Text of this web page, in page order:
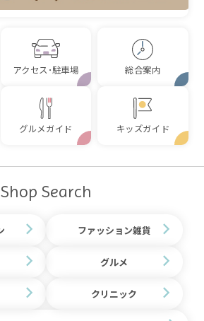
アクセス･駐車場 総合案内
グルメガイド キッズガイド
Shop Search
ファッション雑貨
グルメ
クリニック